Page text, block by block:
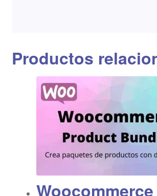
Productos
Woocommerce